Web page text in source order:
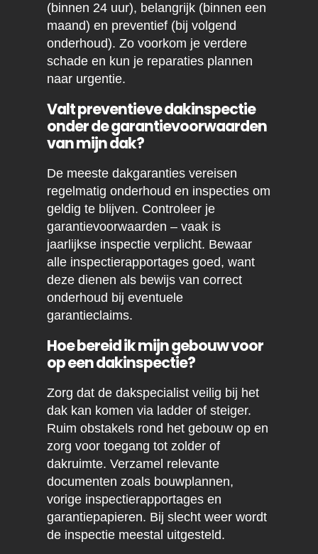
(binnen 24 uur), belangrijk (binnen een
maand) en preventief (bij volgend
onderhoud). Zo voorkom je verdere
schade en kun je reparaties plannen
naar urgentie.
Valt preventieve dakinspectie
onder de garantievoorwaarden
van mijn dak?
De meeste dakgaranties vereisen
regelmatig onderhoud en inspecties om
geldig te blijven. Controleer je
garantievoorwaarden – vaak is
jaarlijkse inspectie verplicht. Bewaar
alle inspectierapportages goed, want
deze dienen als bewijs van correct
onderhoud bij eventuele
garantieclaims.
Hoe bereid ik mijn gebouw voor
op een dakinspectie?
Zorg dat de dakspecialist veilig bij het
dak kan komen via ladder of steiger.
Ruim obstakels rond het gebouw op en
zorg voor toegang tot zolder of
dakruimte. Verzamel relevante
documenten zoals bouwplannen,
vorige inspectierapportages en
garantiepapieren. Bij slecht weer wordt
de inspectie meestal uitgesteld.